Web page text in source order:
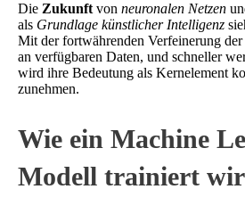
Die Zukunft von neuronalen Netzen
als Grundlage künstlicher Intelligenz
Mit der fortwährenden Verfeinerung
an verfügbaren Daten, und schneller
wird ihre Bedeutung als Kernelement
zunehmen.
Wie ein Machine
Modell trainiert